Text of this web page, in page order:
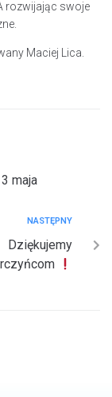
rozwijając swoje
Maciej Lica.
maja
NASTĘPNY
Dziękujemy